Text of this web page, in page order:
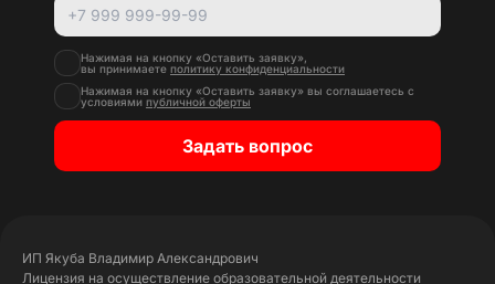
Нажимая на кнопку «Оставить заявку»,
вы принимаете политику конфиденциальности
Нажимая на кнопку «Оставить заявку» вы соглашаетесь с
условиями публичной оферты
Задать вопрос
ИП Якуба Владимир Александрович
Лицензия на осуществление образовательной деятельности